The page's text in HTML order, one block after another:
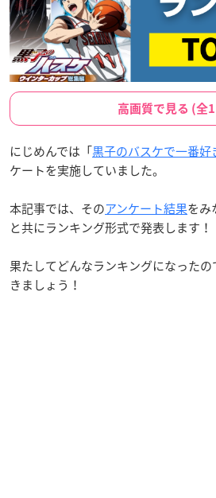
高画質で見る (全
にじめんでは「黒子のバスケで一番好
ケートを実施していました。
本記事では、そのアンケート結果をみ
と共にランキング形式で発表します！
果たしてどんなランキングになった
きましょう！